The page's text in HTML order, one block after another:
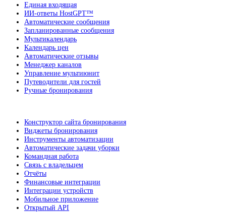
Единая входящая
ИИ-ответы HostGPT™
Автоматические сообщения
Запланированные сообщения
Мультикалендарь
Календарь цен
Автоматические отзывы
Менеджер каналов
Управление мультиюнит
Путеводители для гостей
Ручные бронирования
Конструктор сайта бронирования
Виджеты бронирования
Инструменты автоматизации
Автоматические задачи уборки
Командная работа
Связь с владельцем
Отчёты
Финансовые интеграции
Интеграции устройств
Мобильное приложение
Открытый API